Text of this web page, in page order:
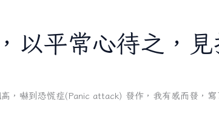
以平常心待之，見
，嚇到恐慌症(Panic attack) 發作，我有感而發，寫